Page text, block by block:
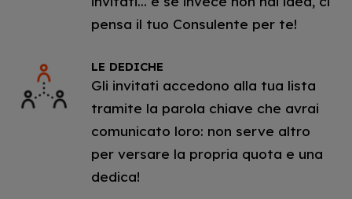
pensa il tuo Consulente per te!
LE DEDICHE
Gli invitati accedono alla tua lista
tramite la parola chiave che avrai
comunicato loro: non serve altro
per versare la propria quota e una
dedica!